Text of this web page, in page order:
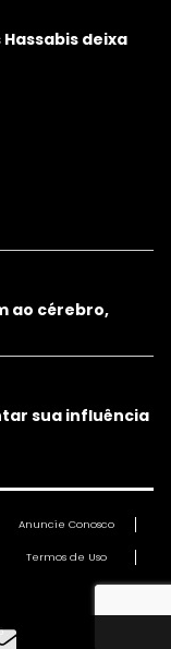
deixa
ao cérebro,
sua influência
Anuncie Conosco
Termos de Uso